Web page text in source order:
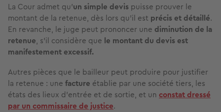
La Cour admet qu’un simple devis puisse prouver le
montant de la retenue, dès lors qu’il est précis et détaillé.
En revanche, le juge peut prononcer une diminution de la
retenue, s’il considère que le montant du devis est
manifestement excessif.
Autres pièces que le bailleur peut produire pour justifier
la retenue : une facture établie par une société tiers, les
états des lieux d’entrée et de sortie, et un constat dressé
par un commissaire de justice.